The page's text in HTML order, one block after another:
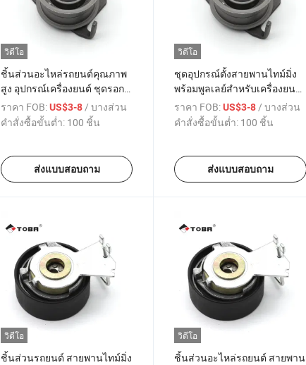
วิดีโอ
ชิ้นส่วนอะไหล่รถยนต์คุณภาพ
สูง อุปกรณ์เครื่องยนต์ ชุดรอก
ตั้งสายพานไทม์มิ่งพร้อมรอกตั้ง
สาย OEM 2431742000 สำหรับ
ราคา FOB:US$3-8 / บางส่วน
คำสั่งซื้อขั้นต่ำ: 100 ชิ้น
ส่งแบบสอบถาม
วิดีโอ
ชุดอุปกรณ์ตั้งสายพานไทม์มิ่ง
พร้อมพูลเลย์สำหรับเครื่องยนต์
รถยนต์ OEM MD050135
MD329625 2431742000
ราคา FOB: US$3-8 / บางส่วน
คำสั่งซื้อขั้นต่ำ: 100 ชิ้น
ส่งแบบสอบถาม
วิดีโอ
ชิ้นส่วนรถยนต์ สายพานไทม์มิ่ง
วิดีโอ
ชิ้นส่วนอะไหล่รถยนต์ สายพาน